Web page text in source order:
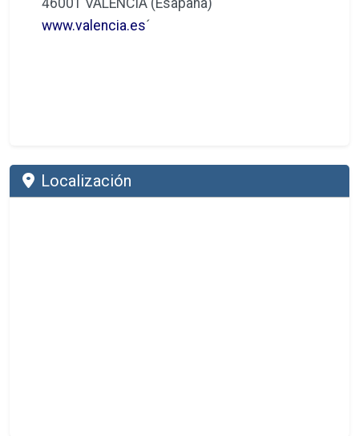
46001 VALENCIA (Esapaña)
www.valencia.es´
Localización